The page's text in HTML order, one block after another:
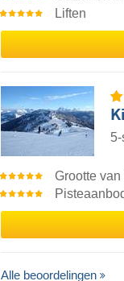
Liften
Grootte
Alle beoordelingen